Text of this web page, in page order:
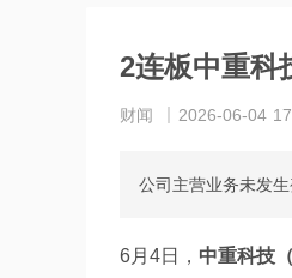
2连板中重科
财闻 2026-06-04
公司主营业务未发生
6月4日， 中重科技